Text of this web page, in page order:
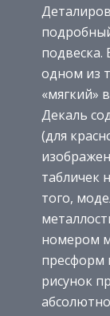
подвеска.
одном из
«мягкий»
Декаль
(для
табличек
того,
номером
пресформ
рисунок